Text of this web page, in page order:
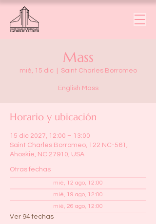
Mass
mié, 15 dic Saint Charles Borromeo
English Mass
Horario y ubicación
15 dic 2027, 12:00 – 13:00
Saint Charles Borromeo, 122 NC-561,
Ahoskie, NC 27910, USA
Otras fechas
mié, 12 ago, 12:00
mié, 19 ago, 12:00
mié, 26 ago, 12:00
Ver 94 fechas